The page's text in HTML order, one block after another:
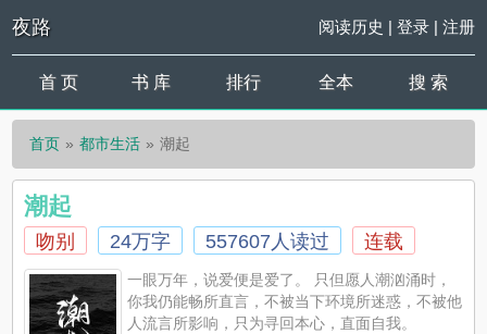
夜路 阅读历史 | 登录| 注册
首 页 书 库 排行 全本 搜 索
首页 都市生活 潮起
潮起
吻别 24万字 557607人读过 连载
一眼万年，说爱便是爱了。 只但愿人潮汹涌时，
你我仍能畅所直言，不被当下环境所迷惑，不被他
人流言所影响，只为寻回本心，直面自我。